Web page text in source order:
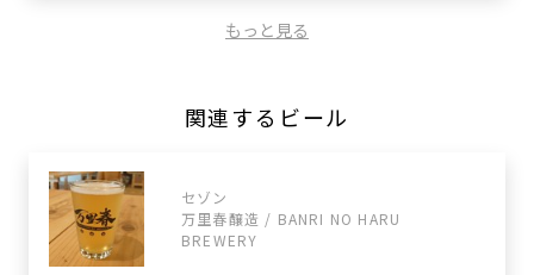
もっと見る
関連するビール
セゾン
万里春醸造 / BANRI NO HARU
BREWERY